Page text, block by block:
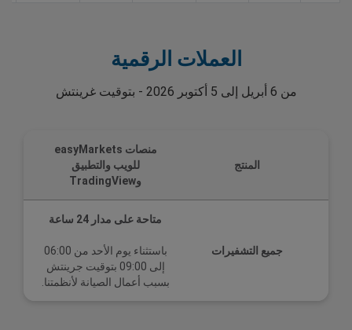
العملات الرقمية
من 6 أبريل إلى 5 أكتوبر 2026 - بتوقيت غرينتش
المنتج
منصات easyMarkets
للويب والتطبيق
وTradingView
جميع التشفيرات
متاحة على مدار 24 ساعة
باستثناء يوم الأحد من 06:00
إلى 09:00 بتوقيت جرينتش
بسبب أعمال الصيانة لأنظمتنا.